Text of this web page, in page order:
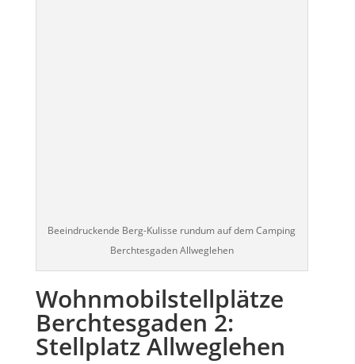
Beeindruckende Berg-Kulisse rundum auf dem Camping
Berchtesgaden Allweglehen
Wohnmobilstellplätze
Berchtesgaden 2:
Stellplatz Allweglehen